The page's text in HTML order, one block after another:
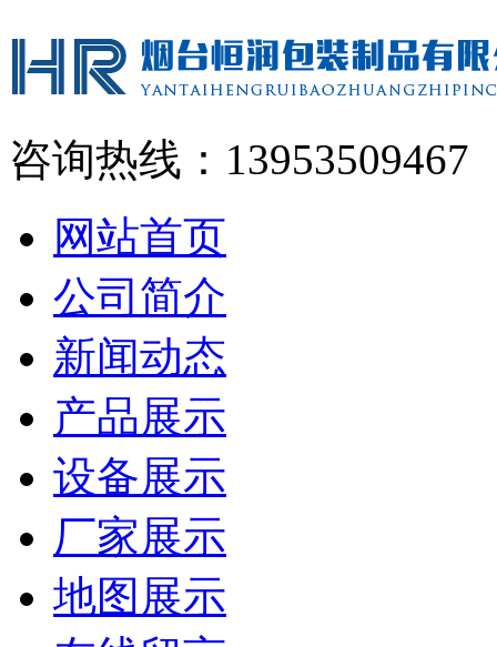
咨询热线：13953509467
网站首页
公司简介
新闻动态
产品展示
设备展示
厂家展示
地图展示